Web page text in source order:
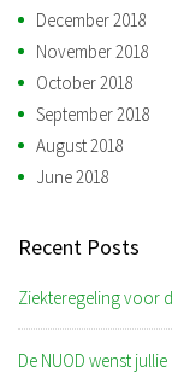
December 2018
November 2018
October 2018
September 2018
August 2018
June 2018
Recent Posts
Ziekteregeling voor
De NUOD wenst